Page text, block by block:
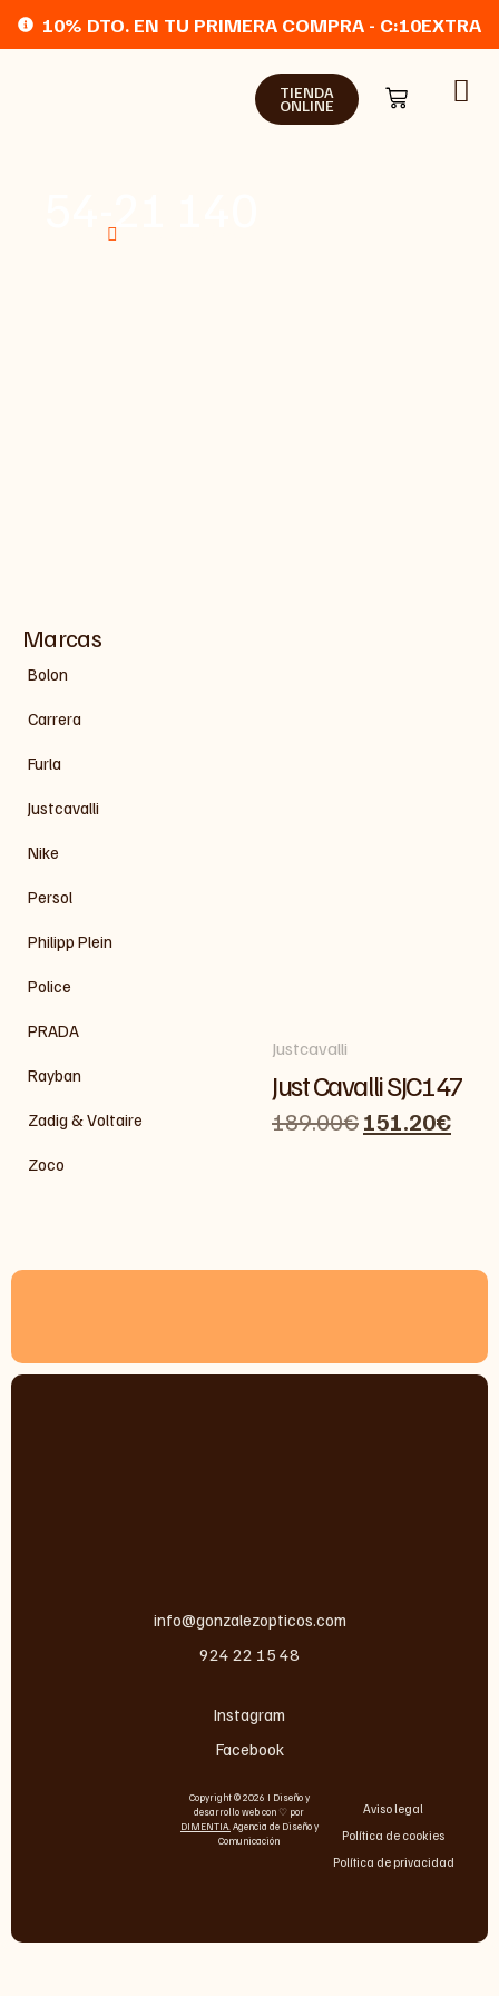
10% DTO. EN TU PRIMERA COMPRA - C:10EXTRA
TIENDA
ONLINE
Marcas
Bolon
Carrera
Furla
Justcavalli
Nike
Persol
Philipp Plein
Police
PRADA
Rayban
Zadig & Voltaire
Zoco
Justcavalli
Just Cavalli SJC147
189.00€151.20€
info@gonzalezopticos.com
924 22 15 48
Instagram
Facebook
Copyright © 2026 I Diseño y
desarrollo web con ♡ por
DIMENTIA. Agencia de Diseño y
Comunicación
Aviso legal
Política de cookies
Política de privacidad